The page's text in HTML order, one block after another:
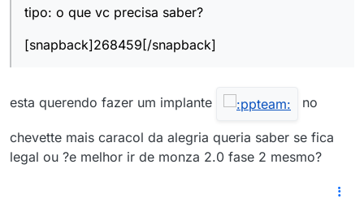
tipo: o que vc precisa saber?
[snapback]268459[/snapback]
esta querendo fazer um implante no
chevette mais caracol da alegria queria saber se fica
legal ou ?e melhor ir de monza 2.0 fase 2 mesmo?